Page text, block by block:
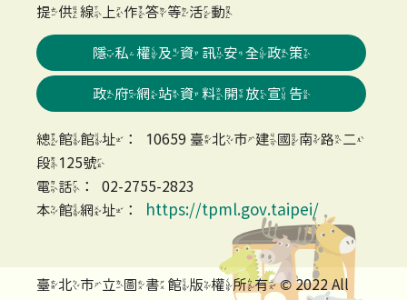
提供線上作答等活動
隱私權及資訊安全政策
政府網站資料開放宣告
總館館址：10659 臺北市建國南路二
段125號
電話：02-2755-2823
本館網址：
https://tpml.gov.taipei/
臺北市立圖書館版權所有 © 2022 All